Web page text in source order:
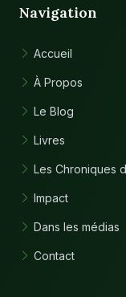
Navigation
Accueil
À Propos
Le Blog
Livres
Les Chroniques
Impact
Dans les médias
Contact